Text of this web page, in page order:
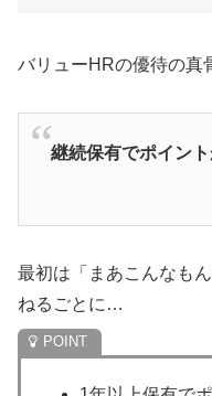
バリューHRの優待の真
継続保有でポイント
最初は「まあこんなも
ねるごとに…